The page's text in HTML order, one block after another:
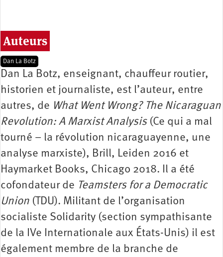
Auteurs
Dan La Botz
Dan La Botz, enseignant, chauffeur routier,
historien et journaliste, est l’auteur, entre
autres, de What Went Wrong? The Nicaraguan
Revolution: A Marxist Analysis(Ce qui a mal
tourné – la révolution nicaraguayenne, une
analyse marxiste), Brill, Leiden 2016 et
Haymarket Books, Chicago 2018. Il a été
cofondateur de Teamsters for a Democratic
Union (TDU). Militant de l’organisation
socialiste Solidarity (section sympathisante
de la IVe Internationale aux États-Unis) il est
également membre de la branche de